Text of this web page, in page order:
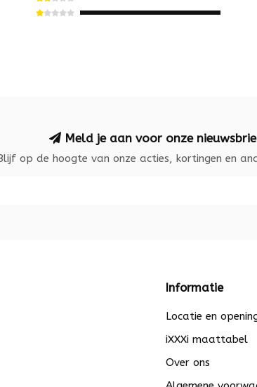
Meld je aan voor onze
op de hoogte van onze acties, kortingen en
Informatie
Locatie en
iXXXi maattabel
Over ons